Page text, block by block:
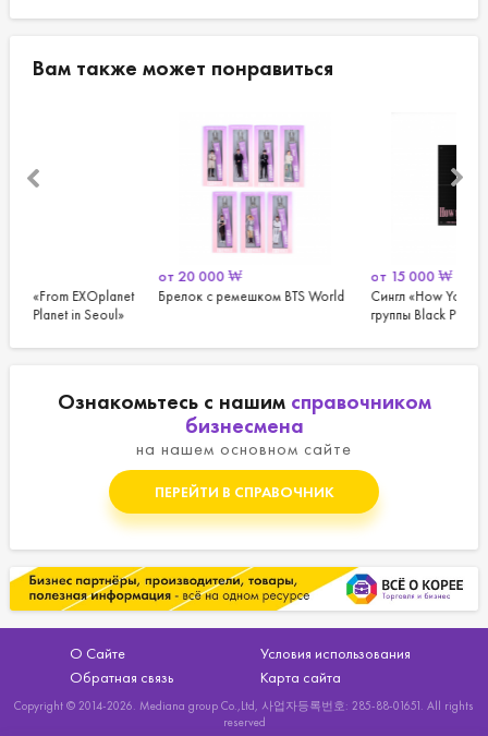
Вам также может понравиться
Брелок с ремешком BTS World
Сингл «How You Like That»
группы Black Pink – специальное
Ознакомьтесь с нашим справочником
бизнесмена
на нашем основном сайте
ПЕРЕЙТИ В СПРАВОЧНИК
О Сайте
Условия использования
Обратная связь
Карта сайта
Copyright © 2014-2026. Mediana group Co.,Ltd, 사업자등록번호: 285-88-01651. All rights
reserved